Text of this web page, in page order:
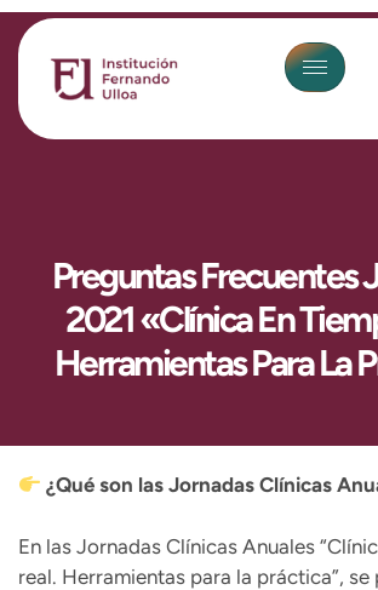
Preguntas Frecuentes
2021 «Clínica En
Herramientas Para La
¿Qué son las Jornadas Clínicas
En las Jornadas Clínicas Anuales
real. Herramientas para la práctica”, se